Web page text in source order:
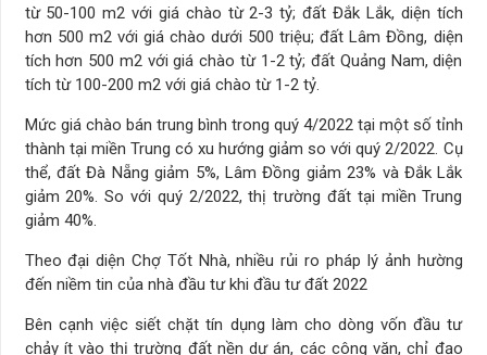
từ 50-100 m2 với giá chào từ 2-3 tỷ; đất Đắk Lắk, diện tích
hơn 500 m2 với giá chào dưới 500 triệu; đất Lâm Đồng, diện
tích hơn 500 m2 với giá chào từ 1-2 tỷ; đất Quảng Nam, diện
tích từ 100-200 m2 với giá chào từ 1-2 tỷ.
​​Mức giá chào bán trung bình trong quý 4/2022 tại một số tỉnh
thành tại miền Trung có xu hướng giảm so với quý 2/2022. Cụ
thể, đất Đà Nẵng giảm 5%, Lâm Đồng giảm 23% và Đắk Lắk
giảm 20%. So với quý 2/2022, thị trường đất tại miền Trung
giảm 40%.
Theo đại diện Chợ Tốt Nhà, nhiều rủi ro pháp lý ảnh hường
đến niềm tin của nhà đầu tư khi đầu tư đất 2022
Bên cạnh việc siết chặt tín dụng làm cho dòng vốn đầu tư
chảy ít vào thị trường đất nền dự án, các công văn, chỉ đạo